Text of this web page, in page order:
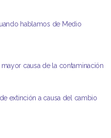
hablamos de Medio
mayor causa de la contaminación
extinción a causa del cambio